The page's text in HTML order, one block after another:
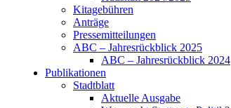
Kitagebühren
Anträge
Pressemitteilungen
ABC – Jahresrückblick 2025
ABC – Jahresrückblick 2024
Publikationen
Stadtblatt
Aktuelle Ausgabe